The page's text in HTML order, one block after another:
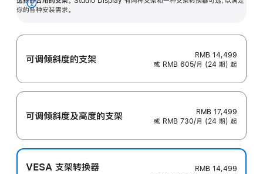
你的各种安装需求。
展
可调倾斜度的支架
RMB 14,499
或 RMB 605/月 (24 期) 起
可调倾斜度及高‍度的支‍架
RMB 17,499
或 RMB 730/月 (24 期) 起
VESA 支架转换器
RMB 14,499